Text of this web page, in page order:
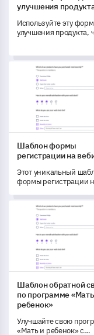
улучшения
Используйте эту
улучшения продукта,
разработать
улучшения продукта.
Шаблон формы
Шаблон формы
регистрации на
Этот уникальный
формы регистрации
понять предпочтения
поведение ваших
участников, предлагая
ключевые идеи для
индивидуального и
увлекательного опыта.
Шаблон обратной
Шаблон обратной
по программе
ребенок»
Улучшайте свою
«Мать и ребенок» с